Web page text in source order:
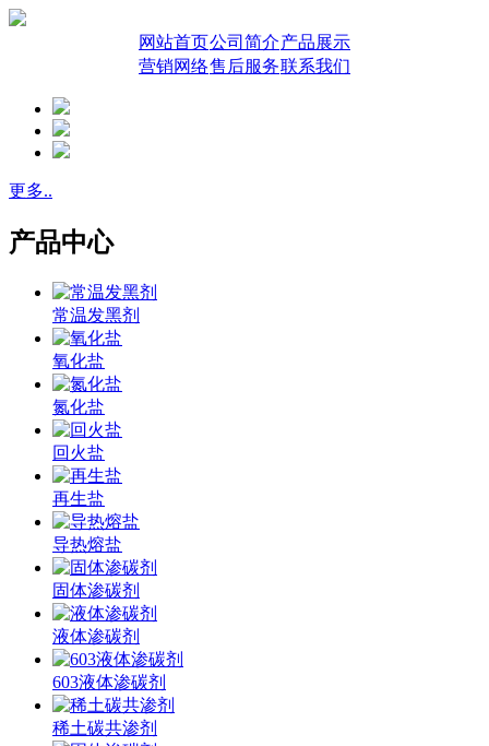
网站首页公司简介产品展示
营销网络售后服务联系我们
更多..
产品中心
常温发黑剂
氧化盐
氮化盐
回火盐
再生盐
导热熔盐
固体渗碳剂
液体渗碳剂
603液体渗碳剂
稀土碳共渗剂